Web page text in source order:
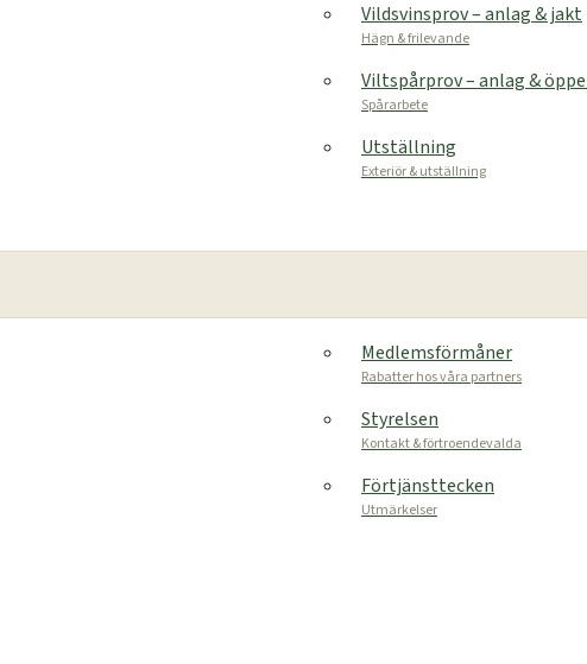
Vildsvinsprov – anlag & jakt
Hägn & frilevande
Viltspårprov – anlag &
Spårarbete
Utställning
Exteriör & utställning
Medlemsförmåner
Rabatter hos våra partners
Styrelsen
Kontakt & förtroendevalda
Förtjänsttecken
Utmärkelser